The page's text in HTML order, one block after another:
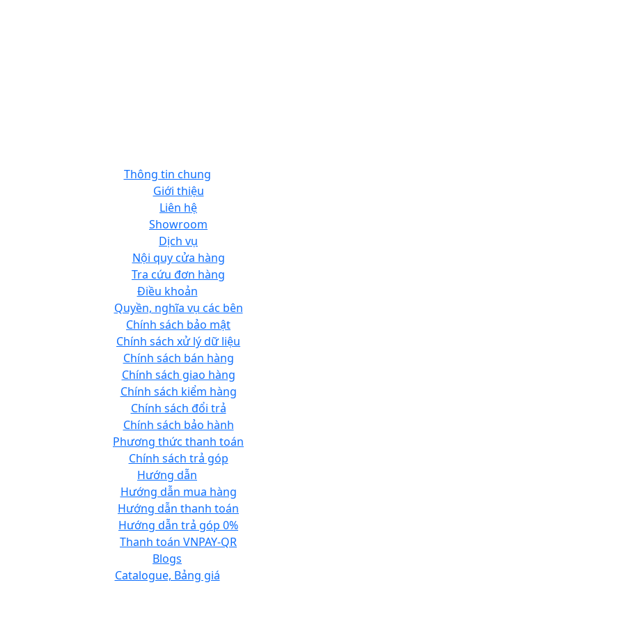
Thông tin chung
Giới thiệu
Liên hệ
Showroom
Dịch vụ
Nội quy cửa hàng
Tra cứu đơn hàng
Điều khoản
Quyền, nghĩa vụ các bên
Chính sách bảo mật
Chính sách xử lý dữ liệu
Chính sách bán hàng
Chính sách giao hàng
Chính sách kiểm hàng
Chính sách đổi trả
Chính sách bảo hành
Phương thức thanh toán
Chính sách trả góp
Hướng dẫn
Hướng dẫn mua hàng
Hướng dẫn thanh toán
Hướng dẫn trả góp 0%
Thanh toán VNPAY-QR
Blogs
Catalogue, Bảng giá